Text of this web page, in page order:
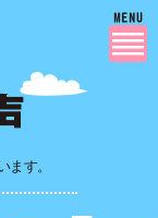
す。